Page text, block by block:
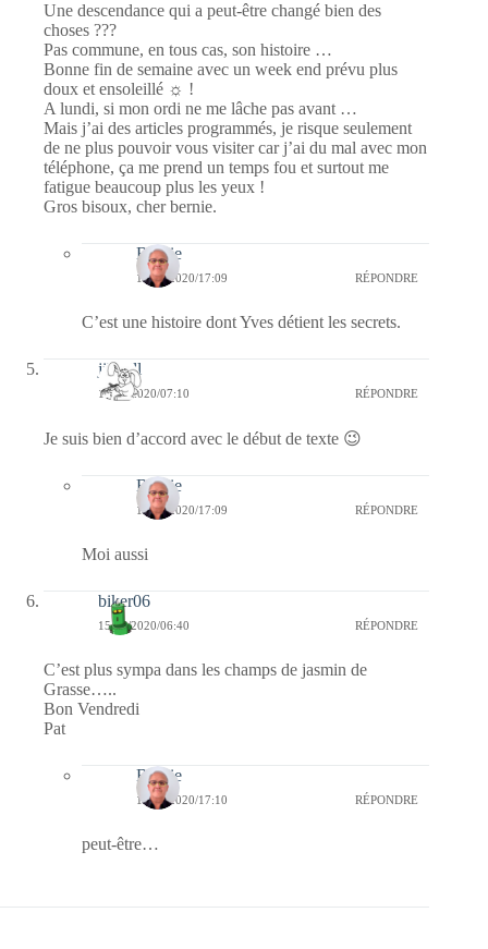
Une descendance qui a peut-être changé bien des
choses ???
Pas commune, en tous cas, son histoire …
Bonne fin de semaine avec un week end prévu plus
doux et ensoleillé ☼ !
A lundi, si mon ordi ne me lâche pas avant …
Mais j’ai des articles programmés, je risque seulement
de ne plus pouvoir vous visiter car j’ai du mal avec mon
téléphone, ça me prend un temps fou et surtout me
fatigue beaucoup plus les yeux !
Gros bisoux, cher bernie.
Bernie
15/05/2020/17:09 RÉPONDRE
C’est une histoire dont Yves détient les secrets.
jill bill
15/05/2020/07:10 RÉPONDRE
Je suis bien d’accord avec le début de texte 😉
Bernie
15/05/2020/17:09 RÉPONDRE
Moi aussi
biker06
15/05/2020/06:40 RÉPONDRE
C’est plus sympa dans les champs de jasmin de
Grasse…..
Bon Vendredi
Pat
Bernie
15/05/2020/17:10 RÉPONDRE
peut-être…